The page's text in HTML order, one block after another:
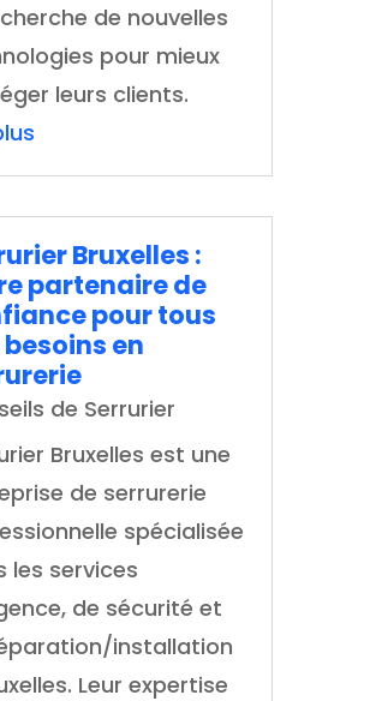
de nouvelles
pour mieux
leurs clients.
Bruxelles :
partenaire de
pour tous
en
de Serrurier
Bruxelles est une
de serrurerie
spécialisée
les services
de sécurité et
installation
Leur expertise